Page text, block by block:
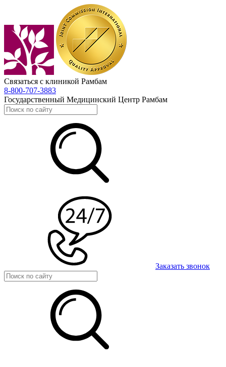
Связаться с клиникой Рамбам
8-800-707-3883
Государственный Медицинский Центр Рамбам
Заказать звонок